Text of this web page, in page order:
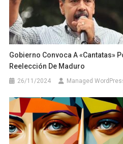
Gobierno Convoca A «cantatas»
Reelección De Maduro
26/11/2024 Managed